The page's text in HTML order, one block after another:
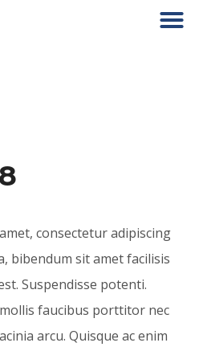
consectetur adipiscing
bibendum sit amet facilisis
Suspendisse potenti.
faucibus porttitor nec
arcu. Quisque ac enim